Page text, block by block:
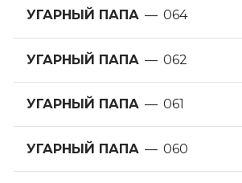
УГАРНЫЙ ПАПА — 064
УГАРНЫЙ ПАПА — 062
УГАРНЫЙ ПАПА — 061
УГАРНЫЙ ПАПА — 060